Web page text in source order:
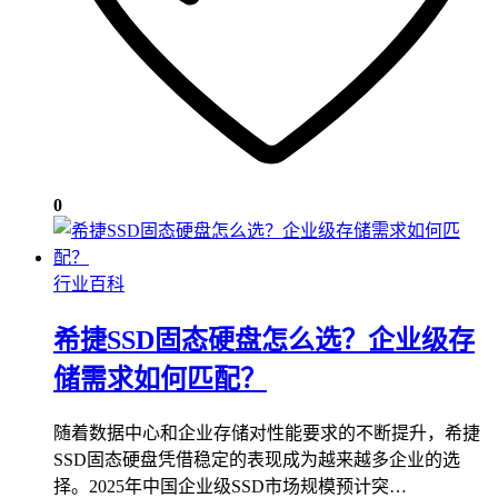
0
行业百科
希捷SSD固态硬盘怎么选？企业级存
储需求如何匹配？
随着数据中心和企业存储对性能要求的不断提升，希捷
SSD固态硬盘凭借稳定的表现成为越来越多企业的选
择。2025年中国企业级SSD市场规模预计突…